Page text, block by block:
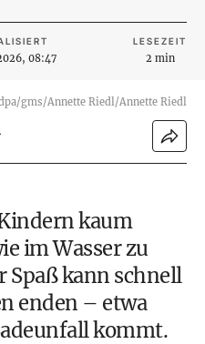
08:47
LESEZEIT
2 min
gms/Annette Riedl/Annette Riedl
kaum
im Wasser zu
Spaß kann schnell
enden – etwa
kommt.